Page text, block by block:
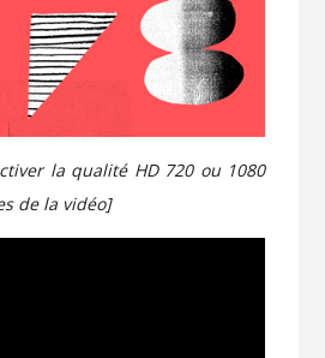
la qualité HD 720 ou 1080
de la vidéo]